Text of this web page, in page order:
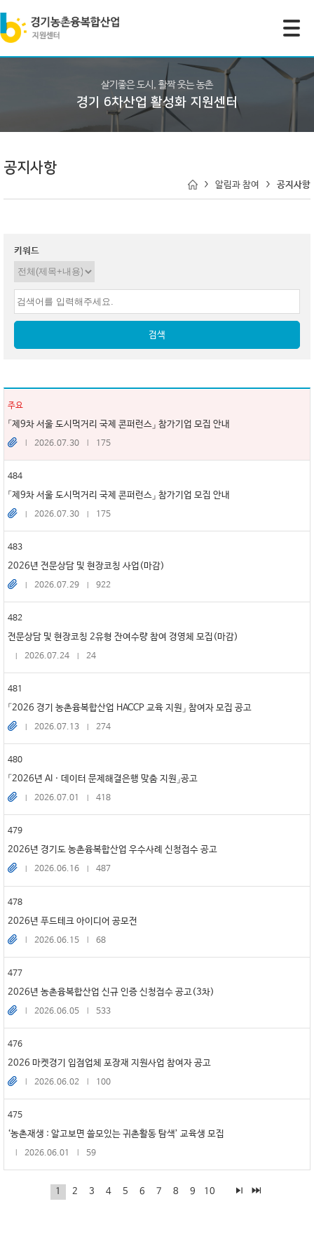
살기좋은 도시, 활짝 웃는 농촌
경기 6차산업 활성화 지원센터
공지사항
알림과 참여 공지사항
키워드
검색
주요
「제9차 서울 도시먹거리 국제 콘퍼런스」 참가기업 모집 안내
2026.07.30
175
484
「제9차 서울 도시먹거리 국제 콘퍼런스」 참가기업 모집 안내
2026.07.30
175
483
2026년 전문상담 및 현장코칭 사업(마감)
2026.07.29
922
482
전문상담 및 현장코칭 2유형 잔여수량 참여 경영체 모집(마감)
2026.07.24
24
481
「2026 경기 농촌융복합산업 HACCP 교육 지원」 참여자 모집 공고
2026.07.13
274
480
「2026년 AI · 데이터 문제해결은행 맞춤 지원」공고
2026.07.01
418
479
2026년 경기도 농촌융복합산업 우수사례 신청접수 공고
2026.06.16
487
478
2026년 푸드테크 아이디어 공모전
2026.06.15
68
477
2026년 농촌융복합산업 신규 인증 신청접수 공고(3차)
2026.06.05
533
476
2026 마켓경기 입점업체 포장재 지원사업 참여자 공고
2026.06.02
100
475
‘농촌재생 : 알고보면 쓸모있는 귀촌활동 탐색’ 교육생 모집
2026.06.01
59
1 2 3 4 5 6 7 8 9 10